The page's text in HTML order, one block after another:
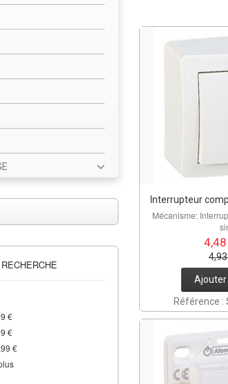
Interrupteur
Mécanisme:
Ajouter
Référence :
€
€
€